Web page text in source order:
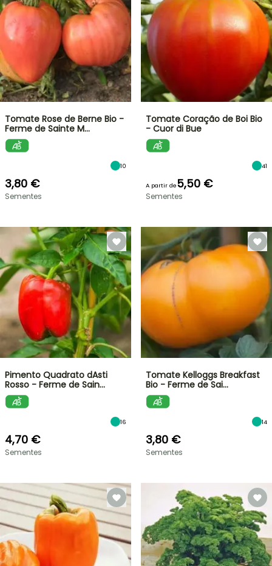
Tomate Rose de Berne Bio -
Ferme de Sainte M…
10
3,80 €
Sementes
Tomate Coração de Boi Bio
- Cuor di Bue
41
A partir de5,50 €
Sementes
Pimento Quadrato dAsti
Rosso - Ferme de Sain…
16
4,70 €
Sementes
Tomate Kelloggs Breakfast
Bio - Ferme de Sai…
14
3,80 €
Sementes